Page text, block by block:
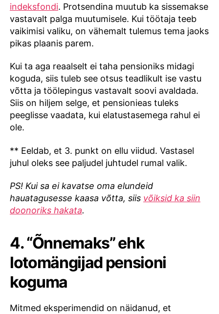
indeksfondi. Protsendina muutub ka sissemakse
vastavalt palga muutumisele. Kui töötaja teeb
vaikimisi valiku, on vähemalt tulemus tema jaoks
pikas plaanis parem.
Kui ta aga reaalselt ei taha pensioniks midagi
koguda, siis tuleb see otsus teadlikult ise vastu
võtta ja töölepingus vastavalt soovi avaldada.
Siis on hiljem selge, et pensionieas tuleks
peeglisse vaadata, kui elatustasemega rahul ei
ole.
** Eeldab, et 3. punkt on ellu viidud. Vastasel
juhul oleks see paljudel juhtudel rumal valik.
PS! Kui sa ei kavatse oma elundeid
hauatagusesse kaasa võtta, siis võiksid ka siin
doonoriks hakata.
4. “Õnnemaks” ehk
lotomängijad pensioni
koguma
Mitmed eksperimendid on näidanud, et